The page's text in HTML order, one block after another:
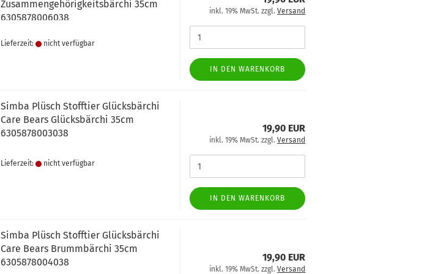
Zusammengehörigkeitsbärchi 35cm
6305878006038
Lieferzeit: nicht verfügbar
inkl. 19% MwSt. zzgl.Versand
IN DEN WARENKORB
Simba Plüsch Stofftier Glücksbärchi
Care Bears Glücksbärchi 35cm
6305878003038
Lieferzeit: nicht verfügbar
19,90 EUR
inkl. 19% MwSt. zzgl.Versand
IN DEN WARENKORB
Simba Plüsch Stofftier Glücksbärchi
Care Bears Brummbärchi 35cm
6305878004038
19,90 EUR
inkl. 19% MwSt. zzgl.Versand